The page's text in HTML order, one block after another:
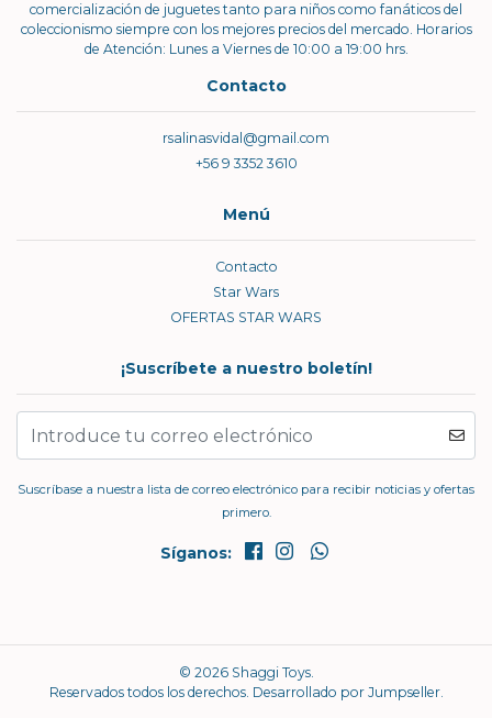
comercialización de juguetes tanto para niños como fanáticos del
coleccionismo siempre con los mejores precios del mercado. Horarios
de Atención: Lunes a Viernes de 10:00 a 19:00 hrs.
Contacto
rsalinasvidal@gmail.com
+56 9 3352 3610
Menú
Contacto
Star Wars
OFERTAS STAR WARS
¡Suscríbete a nuestro boletín!
Suscríbase a nuestra lista de correo electrónico para recibir noticias y ofertas
primero.
Síganos:
© 2026 Shaggi Toys.
Reservados todos los derechos. Desarrollado por Jumpseller.